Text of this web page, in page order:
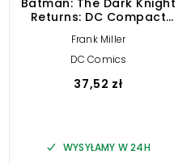
Returns: DC Compact
Frank Miller
DC Comics
37,52 zł
WYSYŁAMY W 24H